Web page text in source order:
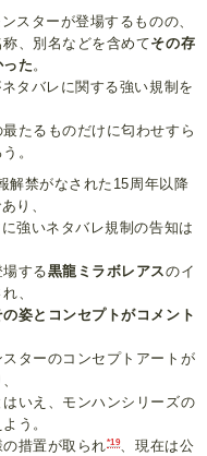
スターが登場するものの、
、別名などを含めてその存
た。
タバレに関する強い規制を
たるものだけに匂わせすら
。
解禁がなされた15周年以降
り、
強いネタバレ規制の告知は
する黒龍ミラボレアスのイ
、
の姿とコンセプトがコメント
ターのコンセプトアートが
いえ、モンハンシリーズの
う。
措置が取られ*19、現在は公